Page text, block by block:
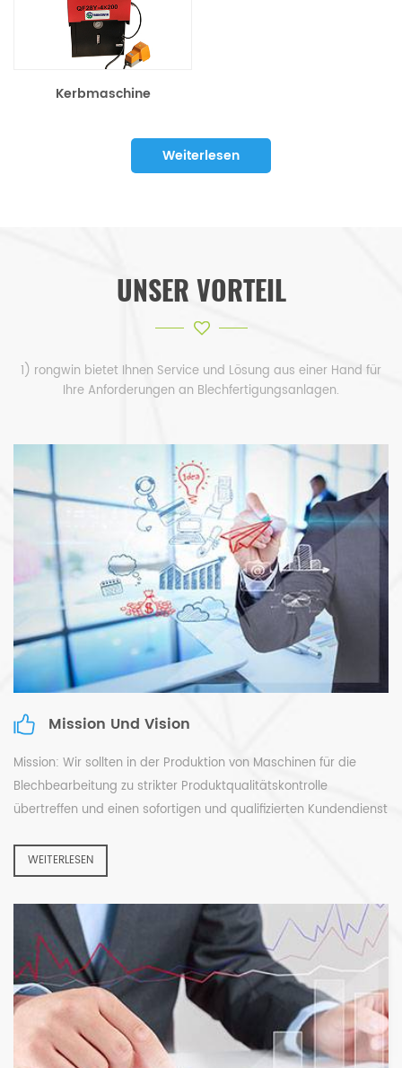
Kerbmaschine
Weiterlesen
UNSER VORTEIL
1) rongwin bietet Ihnen Service und Lösung aus einer Hand für
Ihre Anforderungen an Blechfertigungsanlagen.
SERVICE MIT VERTRAUEN. MIT SERVICE ENTWICKELN.
3) WIR
VERSPRECHEN BIETEN BESTEN PREIS UND SERVICE, WIN-WIN-KOOPERATION ZU
UNTERSTÜTZEN.
4)DREI JAHRE GARANTIE FÜR DIE MASCHINEN. LEBENSLANGE WARTUNG.
Mission Und Vision
Mission: Wir sollten in der Produktion von Maschinen für die
Blechbearbeitung zu strikter Produktqualitätskontrolle
übertreffen und einen sofortigen und qualifizierten Kundendienst
dass die Aufrechterhaltung eines anhaltenden und
nachhaltigen Wettbewerbs die Non-Stop-Produktionen von
Produkte höchster Qualität, die pünktlich an unsere Kunden
geliefert werden. Wir sollten ein perfektes und ausgereiftes
Marketing-Service-System mit moderner Management-
Methode etablieren. Wir sollten eine unverwechselbare und
innovative Lösung für die Metallverarbeitung anbieten, um die
Zufriedenheit und das Vertrauen unserer Kunden zu verbessern
und nicht mit Briefumschlägen oder Vorlagen arbeiten zu
WEITERLESEN